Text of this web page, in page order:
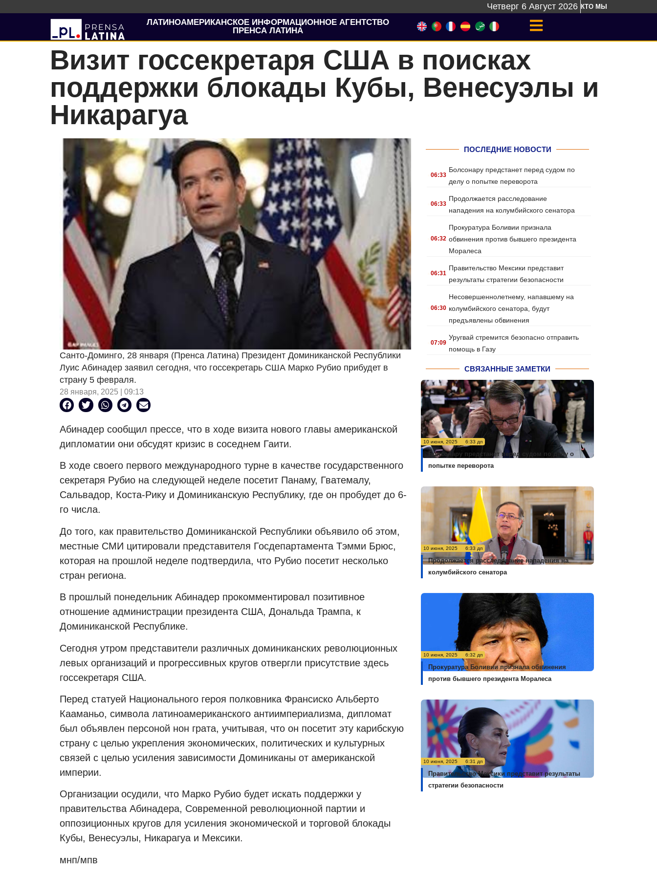
Четверг 6 Август 2026 КТО МЫ
ЛАТИНОАМЕРИКАНСКОЕ ИНФОРМАЦИОННОЕ АГЕНТСТВО
ПРЕНСА ЛАТИНА
Визит госсекретаря США в поисках
поддержки блокады Кубы, Венесуэлы и
Никарагуа
Санто-Доминго, 28 января (Пренса Латина) Президент Доминиканской Республики
Луис Абинадер заявил сегодня, что госсекретарь США Марко Рубио прибудет в
страну 5 февраля.
28 января, 2025 | 09:13
Абинадер сообщил прессе, что в ходе визита нового главы американской
дипломатии они обсудят кризис в соседнем Гаити.
В ходе своего первого международного турне в качестве государственного
секретаря Рубио на следующей неделе посетит Панаму, Гватемалу,
Сальвадор, Коста-Рику и Доминиканскую Республику, где он пробудет до 6-
го числа.
До того, как правительство Доминиканской Республики объявило об этом,
местные СМИ цитировали представителя Госдепартамента Тэмми Брюс,
которая на прошлой неделе подтвердила, что Рубио посетит несколько
стран региона.
В прошлый понедельник Абинадер прокомментировал позитивное
отношение администрации президента США, Дональда Трампа, к
Доминиканской Республике.
Сегодня утром представители различных доминиканских революционных
левых организаций и прогрессивных кругов отвергли присутствие здесь
госсекретаря США.
Перед статуей Национального героя полковника Франсиско Альберто
Кааманьо, символа латиноамериканского антиимпериализма, дипломат
был объявлен персоной нон грата, учитывая, что он посетит эту карибскую
страну с целью укрепления экономических, политических и культурных
связей с целью усиления зависимости Доминиканы от американской
империи.
Организации осудили, что Марко Рубио будет искать поддержки у
правительства Абинадера, Современной революционной партии и
оппозиционных кругов для усиления экономической и торговой блокады
Кубы, Венесуэлы, Никарагуа и Мексики.
мнп/мпв
ПОСЛЕДНИЕ НОВОСТИ
.06:33
Болсонару предстанет перед судом по
делу о попытке переворота
.06:33
Продолжается расследование
нападения на колумбийского сенатора
.06:32
Прокуратура Боливии признала
обвинения против бывшего президента
Моралеса
.06:31
Правительство Мексики представит
результаты стратегии безопасности
.06:30
Несовершеннолетнему, напавшему на
колумбийского сенатора, будут
предъявлены обвинения
.07:09
Уругвай стремится безопасно отправить
помощь в Газу
СВЯЗАННЫЕ ЗАМЕТКИ
10 июня, 2025 6:33 дп
Болсонару предстанет перед судом по делу о
попытке переворота
10 июня, 2025 6:33 дп
Продолжается расследование нападения на
колумбийского сенатора
10 июня, 2025 6:32 дп
Прокуратура Боливии признала обвинения
против бывшего президента Моралеса
10 июня, 2025 6:31 дп
Правительство Мексики представит результаты
стратегии безопасности